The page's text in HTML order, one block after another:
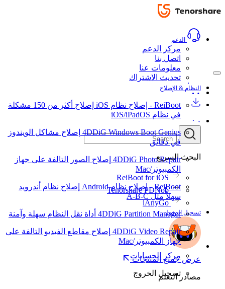
الدعم
مركز الدعم
اتصل بنا
معلومات عنا
تحديث الاشتراك
البحث السريع
ReiBoot for iOS
Tenorshare PDNob
iAnyGo
تسجيل الدخول
مركز الحسابات
تسجيل الخروج
النظام & الإصلاح
ReiBoot - إصلاح نظام iOS
إصلاح أكثر من 150 مشكلة
في نظام iOS/iPadOS
4DDiG Windows Boot Genius إصلاح مشاكل الويندوز
في دقائق
4DDiG Photo Repair إصلاح الصور التالفة على جهاز
الكمبيوتر/Mac
ReiBoot - إصلاح نظام Android
إصلاح نظام أندرويد
سهلاً مثل A-B-C
4DDiG Partition Manager أداة نقل النظام سهلة وآمنة
4DDiG Video Repair إصلاح مقاطع الفيديو التالفة على
جهاز الكمبيوتر/Mac
عرض جميع المنتجات
مصادر التعلم